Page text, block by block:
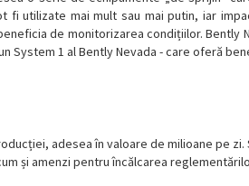
utilizate mai mult sau mai putin, iar
de monitorizarea condițiilor.
1 al Bently Nevada - care oferă
adesea în valoare de milioane pe
și amenzi pentru încălcarea